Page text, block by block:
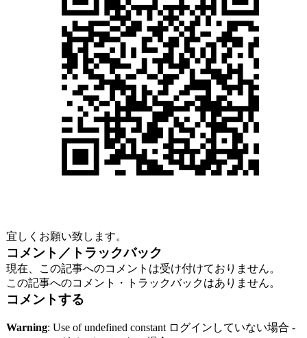
宜しくお願い致します。
コメント／トラックバック
現在、この記事へのコメントは受け付けておりません。
この記事へのコメント・トラックバックはありません。
コメントする
Warning: Use of undefined constant ログインしていない場合 -